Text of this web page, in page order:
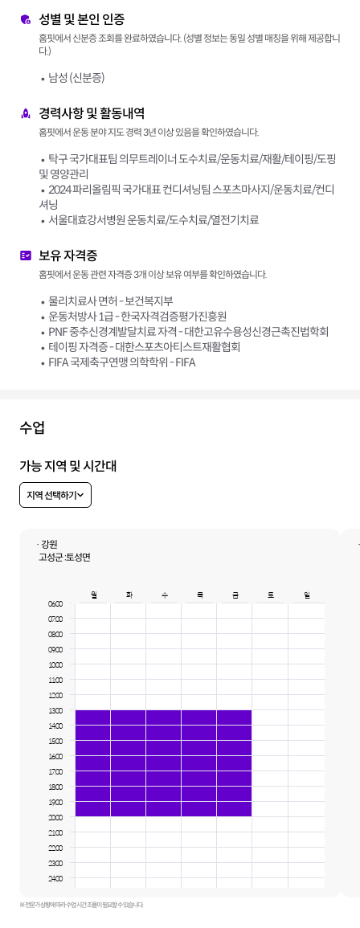
성별 및 본인 인증
홈핏에서 신분증 조회를 완료하였습니다. (성별 정보는 동일 성별 매칭을 위해 제공합니
다.)
남성 (신분증)
경력사항 및 활동내역
홈핏에서 운동 분야 지도 경력 3년 이상 있음을 확인하였습니다.
탁구 국가대표팀 의무트레이너 도수치료/운동치료/재활/테이핑/도핑
및 영양관리
2024 파리올림픽 국가대표 컨디셔닝팀 스포츠마사지/운동치료/컨디
셔닝
서울대효강서병원 운동치료/도수치료/열전기치료
보유 자격증
홈핏에서 운동 관련 자격증 3개 이상 보유 여부를 확인하였습니다.
물리치료사 면허 - 보건복지부
운동처방사 1급 - 한국자격검증평가진흥원
PNF 중추신경계발달치료 자격 - 대한고유수용성신경근촉진법학회
테이핑 자격증 - 대한스포츠아티스트재활협회
FIFA 국제축구연맹 의학학위 - FIFA
수업
가능 지역 및 시간대
지역 선택하기
· 강원
고성군 :토성면
월 화 수 목 금 토
일
06:00
07:00
08:00
09:00
10:00
11:00
12:00
13:00
14:00
15:00
16:00
17:00
18:00
19:00
20:00
21:00
22:00
23:00
24:00
※ 전문가 상황에 따라 수업 시간 조율이 필요할 수 있습니다.